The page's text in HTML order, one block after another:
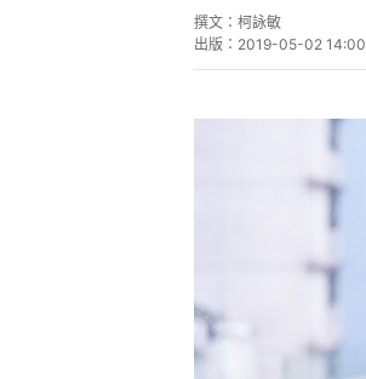
撰文： 柯詠敏
出版： 2019-05-02 14:00